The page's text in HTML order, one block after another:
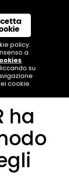
ha
policy.
a
su
cookie.